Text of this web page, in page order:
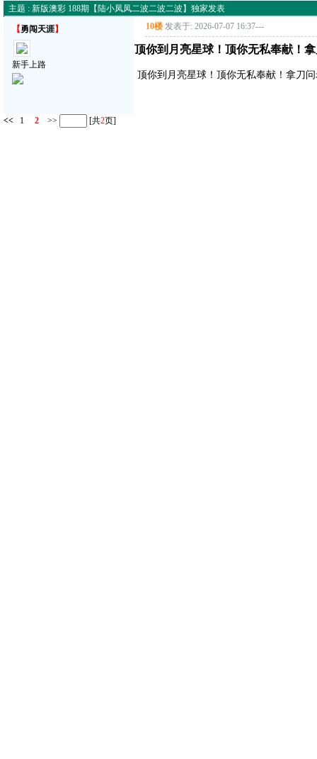
主题 : 新版澳彩 188期【陆小凤凤二波二波二波】独家发表
【勇闯天涯】
新手上路
10楼 发表于: 2026-07-07 16:37---
顶你到月亮星球！顶你无私奉献！
顶你到月亮星球！顶你无私奉献！拿刀
<< 1 2 >> [共2页]